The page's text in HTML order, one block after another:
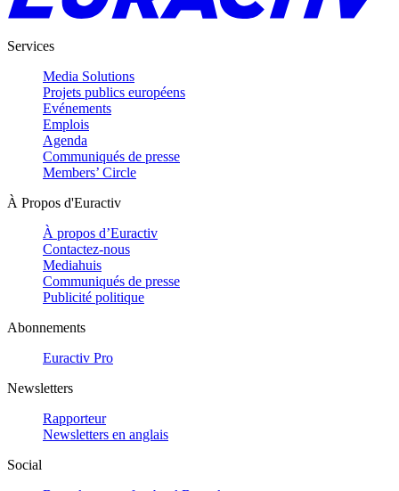
Services
Media Solutions
Projets publics européens
Evénements
Emplois
Agenda
Communiqués de presse
Members’ Circle
À Propos d'Euractiv
À propos d’Euractiv
Contactez-nous
Mediahuis
Communiqués de presse
Publicité politique
Abonnements
Euractiv Pro
Newsletters
Rapporteur
Newsletters en anglais
Social